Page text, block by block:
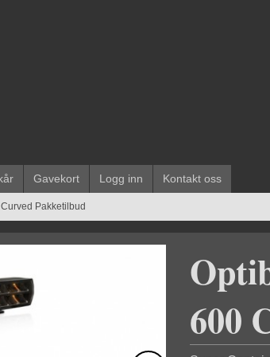
Gavekort Logg inn Kontakt oss
Pakketilbud
600